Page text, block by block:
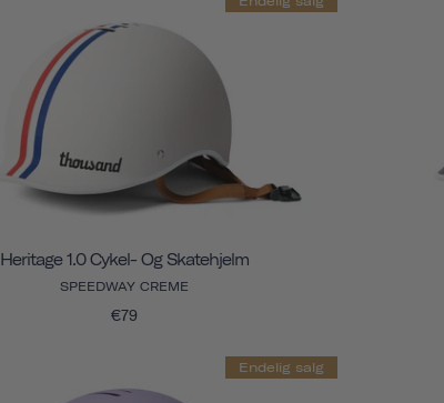
Heritage 1.0 Cykel- Og Skatehjelm
SPEEDWAY CREME
€79
Endelig salg